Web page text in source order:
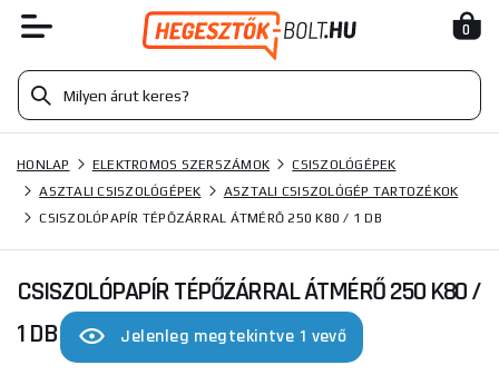
0
HONLAP ELEKTROMOS SZERSZÁMOK
CSISZOLÓGÉPEK
ASZTALI CSISZOLÓGÉPEK
ASZTALI CSISZOLÓGÉP TARTOZÉKOK
CSISZOLÓPAPÍR TÉPŐZÁRRAL ÁTMÉRŐ 250 K80 / 1 DB
CSISZOLÓPAPÍR TÉPŐZÁRRAL ÁTMÉRŐ 250 K80 /
1 DB
Jelenleg megtekintve 1 vevő